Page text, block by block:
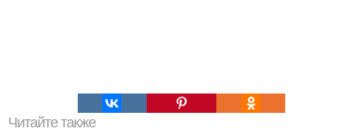
Читайте также